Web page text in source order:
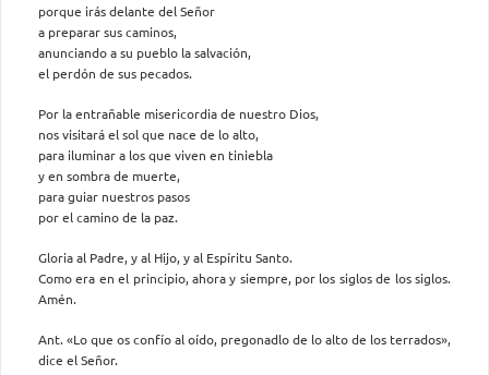
porque irás delante del Señor
a preparar sus caminos,
anunciando a su pueblo la salvación,
el perdón de sus pecados.
Por la entrañable misericordia de nuestro Dios,
nos visitará el sol que nace de lo alto,
para iluminar a los que viven en tiniebla
y en sombra de muerte,
para guiar nuestros pasos
por el camino de la paz.
Gloria al Padre, y al Hijo, y al Espíritu Santo.
Como era en el principio, ahora y siempre, por los siglos de los siglos.
Amén.
Ant. «Lo que os confío al oído, pregonadlo de lo alto de los terrados»,
dice el Señor.